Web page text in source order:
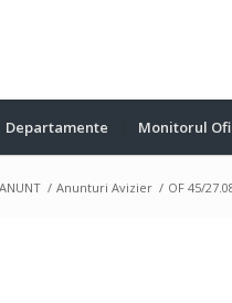
Departamente Monitorul
ANUNT / Anunturi Avizier / OF 45/